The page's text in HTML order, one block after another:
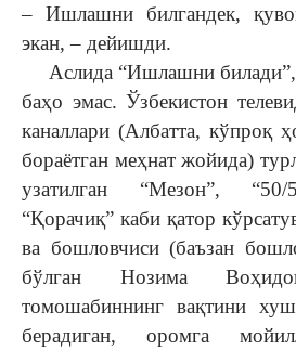
– Ишлашни билгандек,
экан, – дейишди.
Аслида “Ишлашни билади”,
баҳо эмас. Ўзбекистон
каналлари (Албатта, кўпроқ
бораётган меҳнат жойида)
узатилган “Мезон”, “50/
“Қорачиқ” каби қатор
ва бошловчиси (баъзан
бўлган Нозима
томошабиннинг вақтини
берадиган, оромга